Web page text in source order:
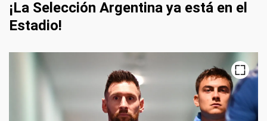
¡La Selección Argentina ya está en el
Estadio!